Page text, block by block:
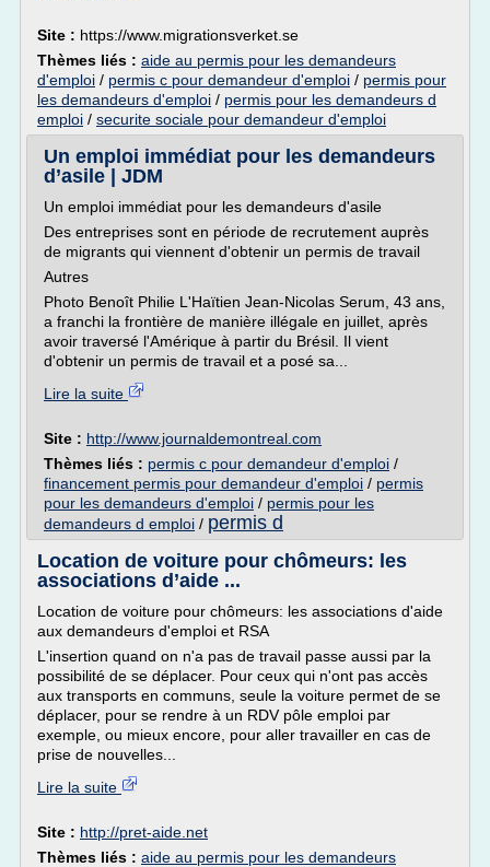
Site : https://www.migrationsverket.se
Thèmes liés : aide au permis pour les demandeurs
d'emploi / permis c pour demandeur d'emploi / permis pour
les demandeurs d'emploi / permis pour les demandeurs d
emploi / securite sociale pour demandeur d'emploi
Un emploi immédiat pour les demandeurs
d’asile | JDM
Un emploi immédiat pour les demandeurs d'asile
Des entreprises sont en période de recrutement auprès
de migrants qui viennent d'obtenir un permis de travail
Autres
Photo Benoît Philie L'Haïtien Jean-Nicolas Serum, 43 ans,
a franchi la frontière de manière illégale en juillet, après
avoir traversé l'Amérique à partir du Brésil. Il vient
d'obtenir un permis de travail et a posé sa...
Lire la suite
Site : http://www.journaldemontreal.com
Thèmes liés : permis c pour demandeur d'emploi /
financement permis pour demandeur d'emploi / permis
pour les demandeurs d'emploi / permis pour les
demandeurs d emploi / permis d
Location de voiture pour chômeurs: les
associations d’aide ...
Location de voiture pour chômeurs: les associations d'aide
aux demandeurs d'emploi et RSA
L'insertion quand on n'a pas de travail passe aussi par la
possibilité de se déplacer. Pour ceux qui n'ont pas accès
aux transports en communs, seule la voiture permet de se
déplacer, pour se rendre à un RDV pôle emploi par
exemple, ou mieux encore, pour aller travailler en cas de
prise de nouvelles...
Lire la suite
Site : http://pret-aide.net
Thèmes liés : aide au permis pour les demandeurs